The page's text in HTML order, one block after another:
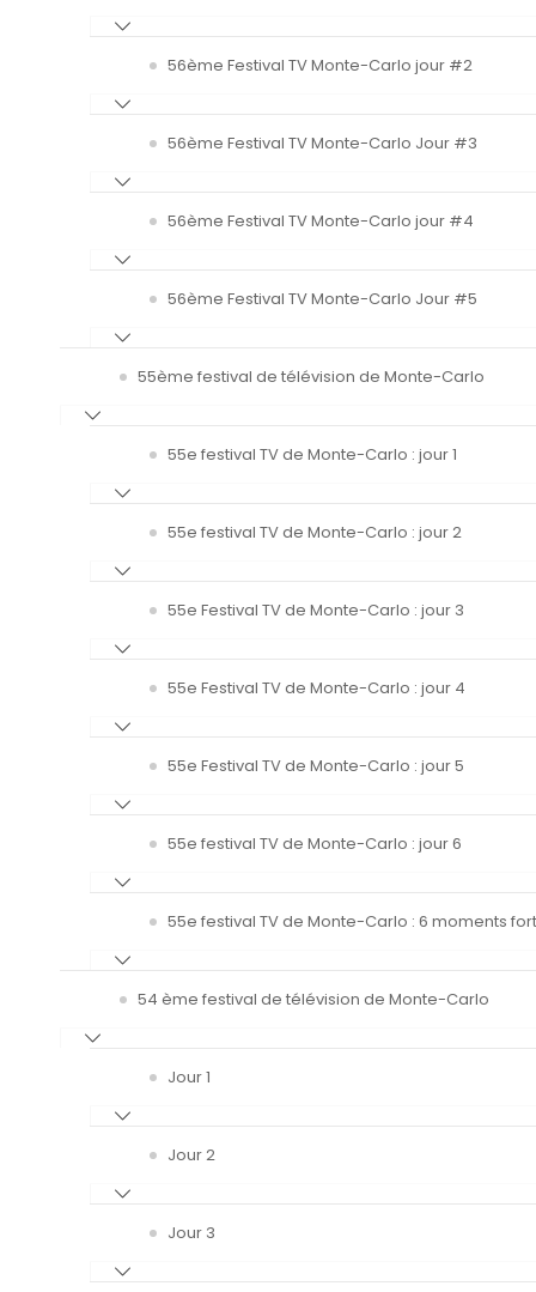
56ème Festival TV Monte-Carlo jour #2
56ème Festival TV Monte-Carlo Jour #3
56ème Festival TV Monte-Carlo jour #4
56ème Festival TV Monte-Carlo Jour #5
55ème festival de télévision de Monte-Carlo
55e festival TV de Monte-Carlo : jour 1
55e festival TV de Monte-Carlo : jour 2
55e Festival TV de Monte-Carlo : jour 3
55e Festival TV de Monte-Carlo : jour 4
55e Festival TV de Monte-Carlo : jour 5
55e festival TV de Monte-Carlo : jour 6
55e festival TV de Monte-Carlo : 6 moments
54 ème festival de télévision de Monte-Carlo
Jour 1
Jour 2
Jour 3